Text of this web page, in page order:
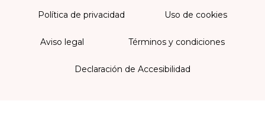
Política de privacidad Uso de cookies
Aviso legal Términos y condiciones
Declaración de Accesibilidad